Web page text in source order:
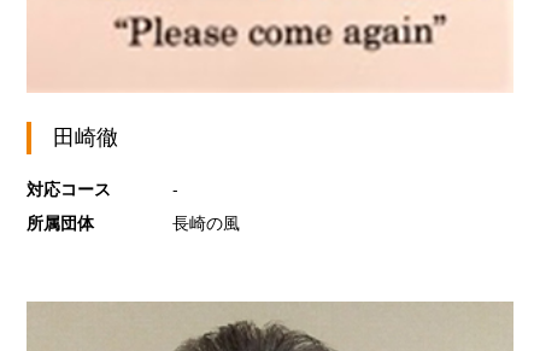
田崎徹
対応コース
-
所属団体
長崎の風